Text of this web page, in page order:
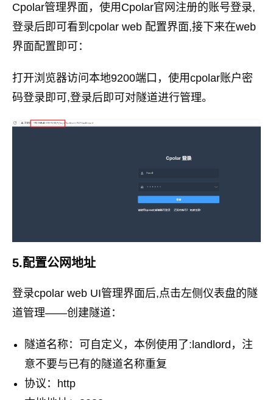
Cpolar管理界面，使用Cpolar官网注册的账号登录,
登录后即可看到cpolar web 配置界面,接下来在web
界面配置即可：
打开浏览器访问本地9200端口，使用cpolar账户密
码登录即可,登录后即可对隧道进行管理。
5.配置公网地址
登录cpolar web UI管理界面后,点击左侧仪表盘的隧
道管理——创建隧道：
隧道名称：可自定义，本例使用了:landlord，注
意不要与已有的隧道名称重复
协议：http